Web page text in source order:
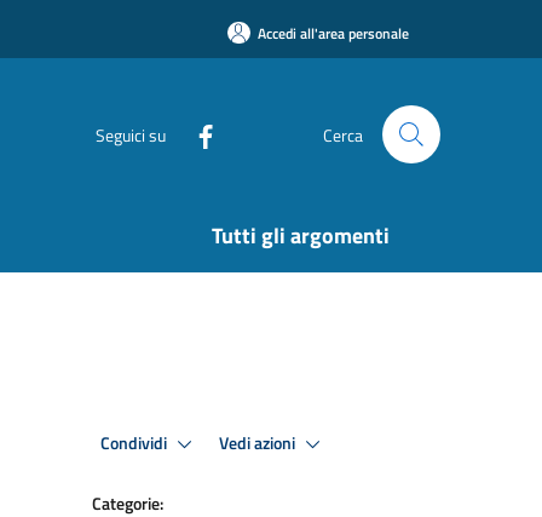
Accedi all'area personale
Seguici su Cerca
Tutti gli argomenti
Condividi Vedi azioni
Categorie: